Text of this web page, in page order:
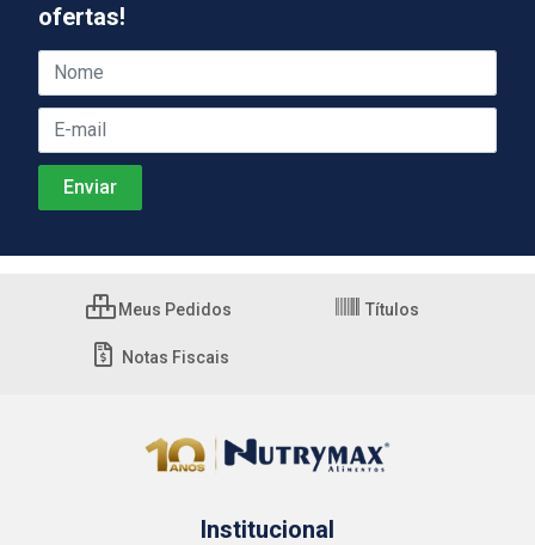
ofertas!
Meus Pedidos Títulos
Notas Fiscais
Institucional